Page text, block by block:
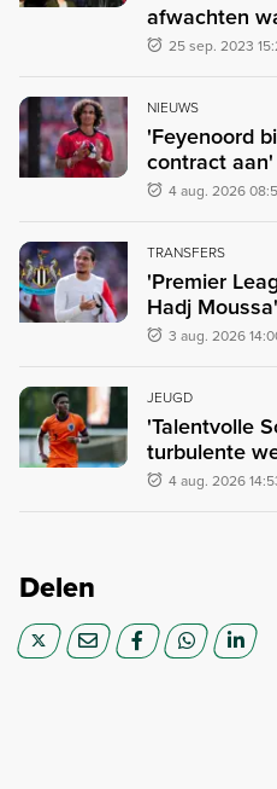
afwachten
25 sep. 2023
NIEUWS
'Feyenoord
contract aan'
4 aug. 2026
TRANSFERS
'Premier
Hadj Moussa'
3 aug. 2026
JEUGD
'Talentvolle
turbulente
4 aug. 2026
Delen